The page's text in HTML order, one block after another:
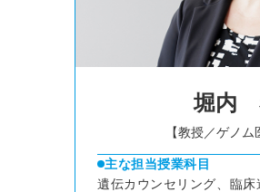
堀内
【教授／ゲノム
主な担当授業科目
遺伝カウンセリング、臨